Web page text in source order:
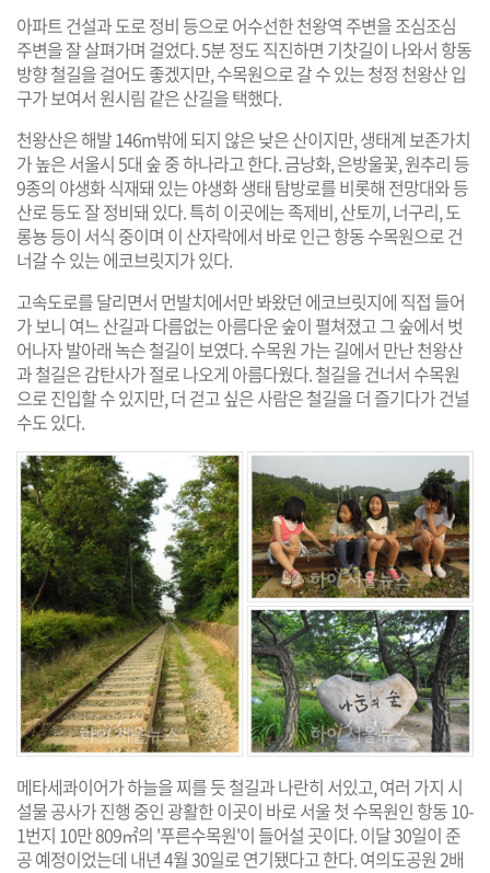
아파트 건설과 도로 정비 등으로 어수선한 천왕역 주변을 조심조심
주변을 잘 살펴가며 걸었다. 5분 정도 직진하면 기찻길이 나와서 항동
방향 철길을 걸어도 좋겠지만, 수목원으로 갈 수 있는 청정 천왕산 입
구가 보여서 원시림 같은 산길을 택했다.
천왕산은 해발 146m밖에 되지 않은 낮은 산이지만, 생태계 보존가치
가 높은 서울시 5대 숲 중 하나라고 한다. 금낭화, 은방울꽃, 원추리 등
9종의 야생화 식재돼 있는 야생화 생태 탐방로를 비롯해 전망대와 등
산로 등도 잘 정비돼 있다. 특히 이곳에는 족제비, 산토끼, 너구리, 도
롱뇽 등이 서식 중이며 이 산자락에서 바로 인근 항동 수목원으로 건
너갈 수 있는 에코브릿지가 있다.
고속도로를 달리면서 먼발치에서만 봐왔던 에코브릿지에 직접 들어
가 보니 여느 산길과 다름없는 아름다운 숲이 펼쳐졌고 그 숲에서 벗
어나자 발아래 녹슨 철길이 보였다. 수목원 가는 길에서 만난 천왕산
과 철길은 감탄사가 절로 나오게 아름다웠다. 철길을 건너서 수목원
으로 진입할 수 있지만, 더 걷고 싶은 사람은 철길을 더 즐기다가 건널
수도 있다.
메타세콰이어가 하늘을 찌를 듯 철길과 나란히 서있고, 여러 가지 시
설물 공사가 진행 중인 광활한 이곳이 바로 서울 첫 수목원인 항동 10-
1번지 10만 809㎡의 '푸른수목원'이 들어설 곳이다. 이달 30일이 준
공 예정이었는데 내년 4월 30일로 연기됐다고 한다. 여의도공원 2배